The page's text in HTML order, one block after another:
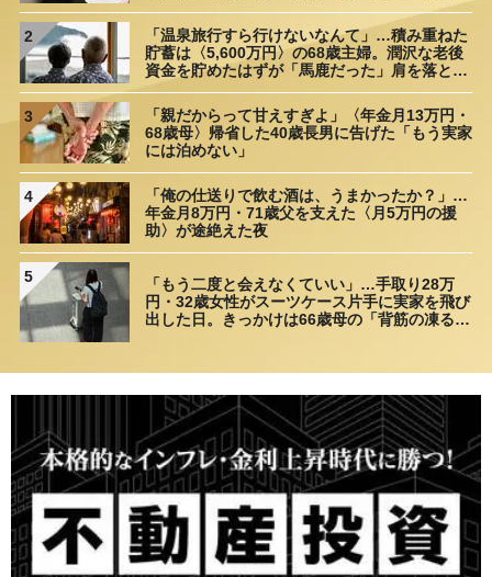
2
「温泉旅行すら行けないなんて」…積み重ねた
貯蓄は〈5,600万円〉の68歳主婦。潤沢な老後
資金を貯めたはずが「馬鹿だった」肩を落とす
3
「親だからって甘えすぎよ」〈年金月13万円・
68歳母〉帰省した40歳長男に告げた「もう実家
には泊めない」
4
「俺の仕送りで飲む酒は、うまかったか？」…
年金月8万円・71歳父を支えた〈月5万円の援
助〉が途絶えた夜
5
「もう二度と会えなくていい」…手取り28万
円・32歳女性がスーツケース片手に実家を飛び
出した日。きっかけは66歳母の「背筋の凍る一